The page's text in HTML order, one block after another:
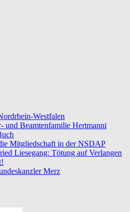
Westfalen
und Beamtenfamilie Hertmanni
Mitgliedschaft in der NSDAP
Liesegang: Tötung auf Verlangen
Merz